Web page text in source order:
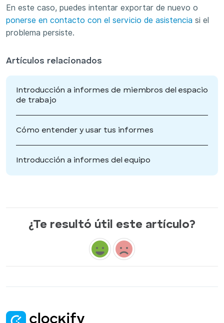
En este caso, puedes intentar exportar de nuevo o
ponerse en contacto con el servicio de asistencia si el
problema persiste.
Artículos relacionados
Introducción a informes de miembros del espacio
de trabajo
Cómo entender y usar tus informes
Introducción a informes del equipo
¿Te resultó útil este artículo?